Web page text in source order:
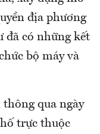
địa phương
đã có những kết
bộ máy và
qua ngày
trực thuộc